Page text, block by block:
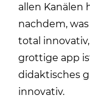
allen Kanälen
nachdem,
total
grottige app
didaktisches
innovativ.